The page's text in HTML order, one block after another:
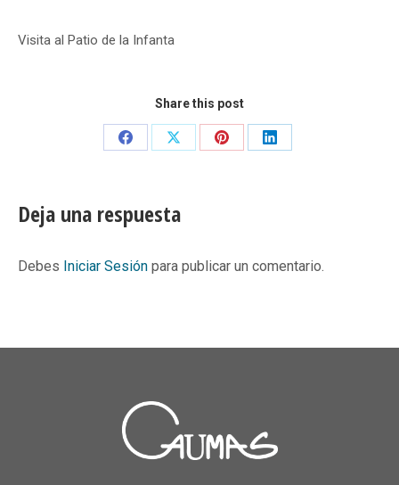
Visita al Patio de la Infanta
Share this post
Share
Share
Share
Share
Deja una respuesta
Debes Iniciar Sesión para publicar un comentario.